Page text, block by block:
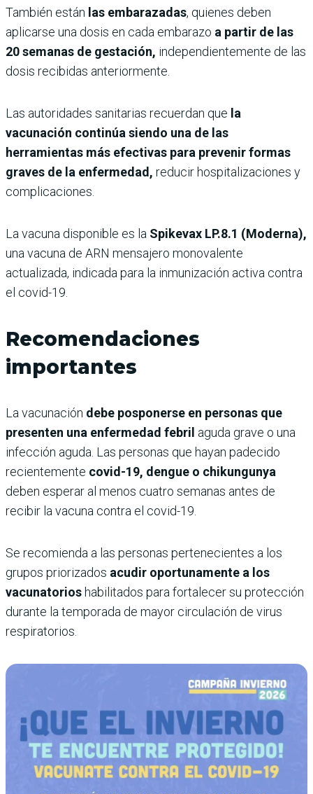
También están las embarazadas, quienes deben
aplicarse una dosis en cada embarazo a partir de las
20 semanas de gestación, independientemente de las
dosis recibidas anteriormente.
Las autoridades sanitarias recuerdan que la
vacunación continúa siendo una de las
herramientas más efectivas para prevenir formas
graves de la enfermedad, reducir hospitalizaciones y
complicaciones.
La vacuna disponible es la Spikevax LP.8.1 (Moderna),
una vacuna de ARN mensajero monovalente
actualizada, indicada para la inmunización activa contra
el covid-19.
Recomendaciones
importantes
La vacunación debe posponerse en personas que
presenten una enfermedad febril aguda grave o una
infección aguda. Las personas que hayan padecido
recientemente covid-19, dengue o chikungunya
deben esperar al menos cuatro semanas antes de
recibir la vacuna contra el covid-19.
Se recomienda a las personas pertenecientes a los
grupos priorizados acudir oportunamente a los
vacunatorios habilitados para fortalecer su protección
durante la temporada de mayor circulación de virus
respiratorios.